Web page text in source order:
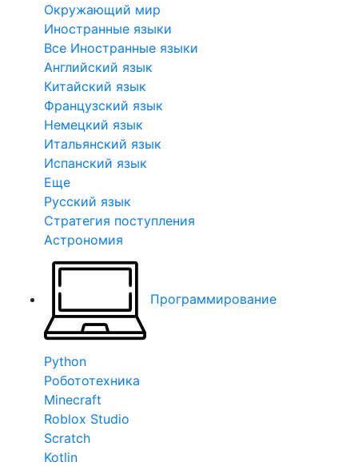
Окружающий мир
Иностранные языки
Все Иностранные языки
Английский язык
Китайский язык
Французский язык
Немецкий язык
Итальянский язык
Испанский язык
Еще
Русский язык
Стратегия поступления
Астрономия
Программирование
Python
Робототехника
Minecraft
Roblox Studio
Scratch
Kotlin